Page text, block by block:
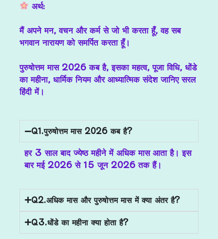
अर्थ:
मैं अपने मन, वचन और कर्म से जो भी करता हूँ, वह सब
भगवान नारायण को समर्पित करता हूँ।
पुरुषोत्तम मास 2026 कब है, इसका महत्व, पूजा विधि, धोंडे
का महीना, धार्मिक नियम और आध्यात्मिक संदेश जानिए सरल
हिंदी में।
Q1.पुरुषोत्तम मास 2026 कब है?
हर3 साल बाद ज्येष्ठ महीने में अधिक मास आता है। इस
बारमई 2026 से 15 जून 2026 तक हैं।
Q2.अधिक मास और पुरुषोत्तम मास में क्या अंतर है?
Q3.धोंडे का महीना क्या होता है?